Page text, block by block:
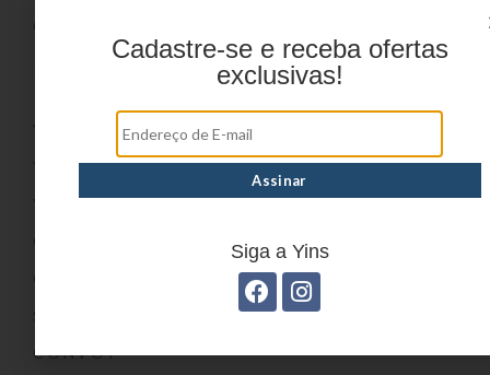
YIN’S PAPER
YIN’S KIDS
CONVOY
Cadastre-se e receba ofertas
exclusivas!
Siga a Yins